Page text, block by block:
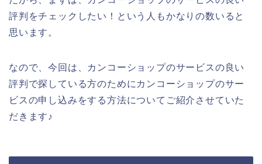
評判をチェックしたい！という人もかなりの数いると
思います。
なので、今回は、カンコーショップのサービスの良い
評判で探している方のためにカンコーショップのサー
ビスの申し込みをする方法についてご紹介させていた
だきます♪